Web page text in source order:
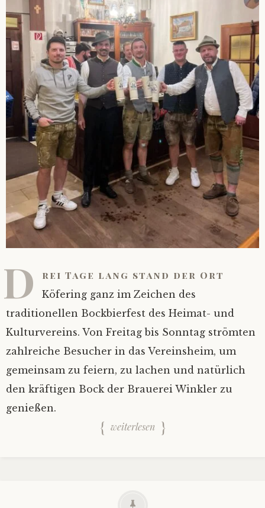
D rei Tage lang stand der Ort
Köfering ganz im Zeichen des
traditionellen Bockbierfest des Heimat- und
Kulturvereins. Von Freitag bis Sonntag strömten
zahlreiche Besucher in das Vereinsheim, um
gemeinsam zu feiern, zu lachen und natürlich
den kräftigen Bock der Brauerei Winkler zu
genießen.
weiterlesen